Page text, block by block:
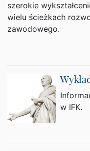
szerokie
wielu ścieżkach
zawodowego.
w IFK.